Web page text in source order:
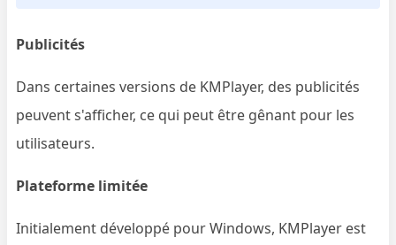
Publicités
Dans certaines versions de KMPlayer, des publicités
peuvent s'afficher, ce qui peut être gênant pour les
utilisateurs.
Plateforme limitée
Initialement développé pour Windows, KMPlayer est